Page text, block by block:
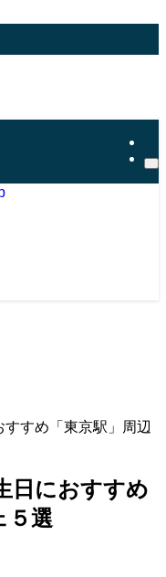
すめ「東京駅」周辺
日におすすめ
５選